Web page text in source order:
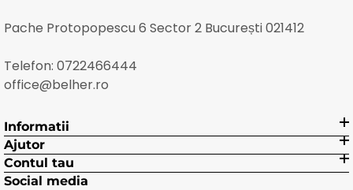
Pache Protopopescu 6 Sector 2 București 021412
Telefon: 0722466444
office@belher.ro
Informatii
Ajutor
Contul tau
Social media